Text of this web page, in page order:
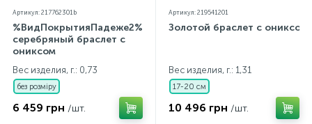
Артикул: 217762301b
%ВидПокрытияПадеже2%
серебряный браслет с
ониксом
Вес изделия, г.: 0,73
без розміру
6 459 грн /шт.
Артикул: 219541201
Золотой браслет с ониксом
Вес изделия, г.: 1,31
17-20 см
10 496 грн /шт.